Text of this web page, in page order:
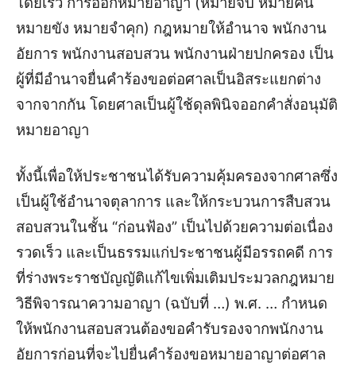
หมายขัง หมายจำคุก) กฎหมายให้อำนาจ พนักงาน
อัยการ พนักงานสอบสวน พนักงานฝ่ายปกครอง เป็น
ผู้ที่มีอำนาจยื่นคำร้องขอต่อศาลเป็นอิสระแยกต่าง
จากจากกัน โดยศาลเป็นผู้ใช้ดุลพินิจออกคำสั่งอนุมัติ
หมายอาญา
ทั้งนี้เพื่อให้ประชาชนได้รับความคุ้มครองจากศาลซึ่ง
เป็นผู้ใช้อำนาจตุลาการ และให้กระบวนการสืบสวน
สอบสวนในชั้น “ก่อนฟ้อง” เป็นไปด้วยความต่อเนื่อง
รวดเร็ว และเป็นธรรมแก่ประชาชนผู้มีอรรถคดี การ
ที่ร่างพระราชบัญญัติแก้ไขเพิ่มเติมประมวลกฎหมาย
วิธีพิจารณาความอาญา (ฉบับที่ …) พ.ศ. … กำหนด
ให้พนักงานสอบสวนต้องขอคำรับรองจากพนักงาน
อัยการก่อนที่จะไปยื่นคำร้องขอหมายอาญาต่อศาล